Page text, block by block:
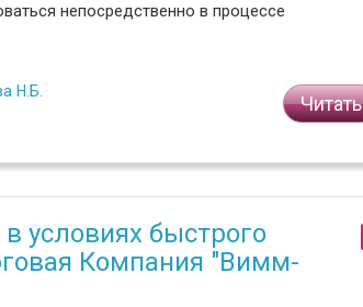
непосредственно в процессе
Н.Б.
Читать
условиях быстрого
Компания "Вимм-